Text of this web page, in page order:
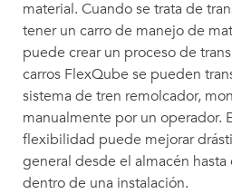
material. Cuando se trata de
tener un carro de manejo de
puede crear un proceso de
carros FlexQube se pueden
sistema de tren remolcador,
manualmente por un operador.
flexibilidad puede mejorar
general desde el almacén
dentro de una instalación.